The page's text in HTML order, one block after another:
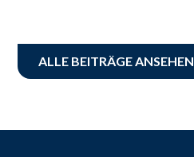
ALLE BEITRÄGE ANSEHEN